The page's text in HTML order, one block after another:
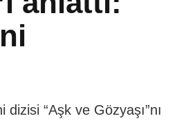
“Aşk ve Gözyaşı”nı